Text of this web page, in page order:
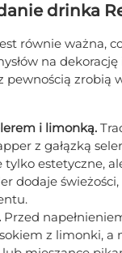
drinka
równie ważna,
na
pewnością zrobią
i limonką.
z gałązką
estetyczne,
dodaje
Przed
z limonki, a